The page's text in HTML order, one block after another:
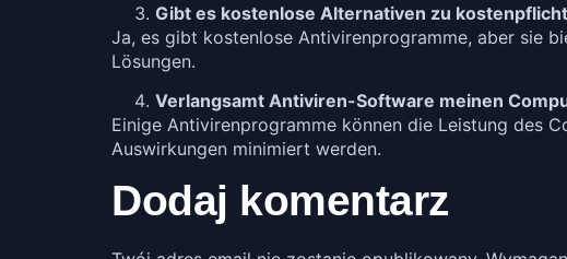
Gibt es kostenlose Alternativen zu
Ja, es gibt kostenlose Antivirenprogramme, aber sie
Lösungen.
Verlangsamt Antiviren-Software meinen
Einige Antivirenprogramme können die Leistung des
Auswirkungen minimiert werden.
Dodaj komentarz